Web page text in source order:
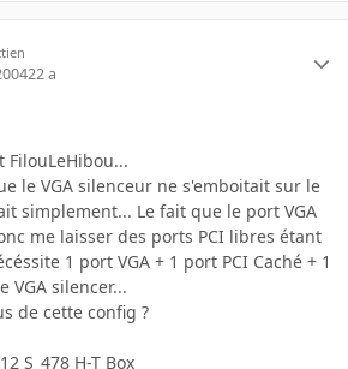
22 a
le VGA silenceur ne s'emboitait sur le
simplement... Le fait que le port VGA
me laisser des ports PCI libres étant
1 port VGA + 1 port PCI Caché + 1
VGA silencer...
de cette config ?
S_478 H-T Box